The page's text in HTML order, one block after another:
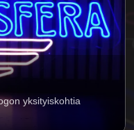
yksityiskohtia